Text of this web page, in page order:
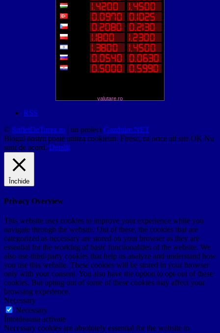
valutare.ro
RSS
© SufletDeTurist.ro | un proiect Gazduire.NET
Blogul nostru poate utiliza cookieuri. Firesc, ca orice alt site.OK Nu
sunt de acord. Detalii
Închide
Privacy Overview
This website uses cookies to improve your experience while you
navigate through the website. Out of these, the cookies that are
categorized as necessary are stored on your browser as they are
essential for the working of basic functionalities of the website. We
also use third-party cookies that help us analyze and understand how
you use this website. These cookies will be stored in your browser
only with your consent. You also have the option to opt-out of these
cookies. But opting out of some of these cookies may affect your
browsing experience.
Necessary
Necessary
Întotdeauna activate
Necessary cookies are absolutely essential for the website to